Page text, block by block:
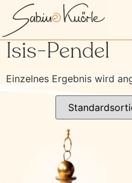
Start/ Produkte
Isis-Pendel
Einzelnes Ergebnis wird